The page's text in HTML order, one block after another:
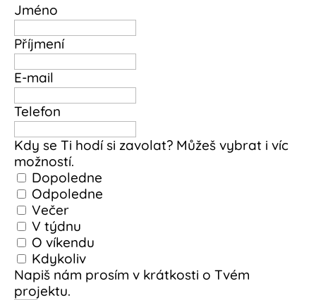
Jméno
Příjmení
E-mail
Telefon
Kdy se Ti hodí si zavolat? Můžeš vybrat i víc
možností.
Dopoledne
Odpoledne
Večer
V týdnu
O víkendu
Kdykoliv
Napiš nám prosím v krátkosti o Tvém
projektu.